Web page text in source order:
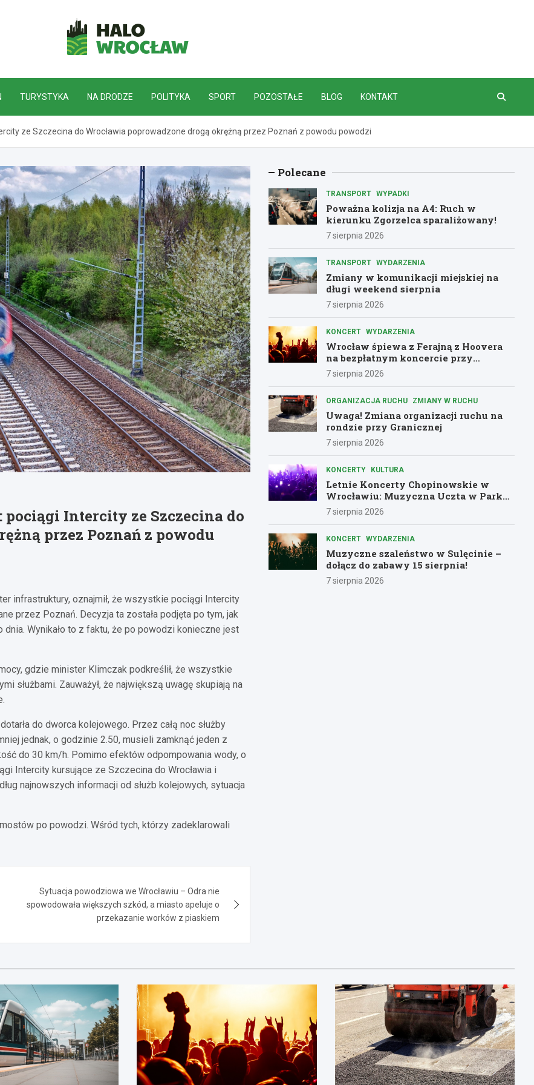
HaloWrocław.pl
TURYSTYKA NA DRODZE POLITYKA SPORT POZOSTAŁE BLOG KONTAKT
ze Szczecina do Wrocławia poprowadzone drogą okrężną przez Poznań z powodu powodzi
Intercity ze Szczecina do
przez Poznań z powodu
infrastruktury, oznajmił, że wszystkie pociągi Intercity
przez Poznań. Decyzja ta została podjęta po tym, jak
Wynikało to z faktu, że po powodzi konieczne jest
gdzie minister Klimczak podkreślił, że wszystkie
służbami. Zauważył, że największą uwagę skupiają na
do dworca kolejowego. Przez całą noc służby
jednak, o godzinie 2.50, musieli zamknąć jeden z
do 30 km/h. Pomimo efektów odpompowania wody, o
Intercity kursujące ze Szczecina do Wrocławia i
najnowszych informacji od służb kolejowych, sytuacja
po powodzi. Wśród tych, którzy zadeklarowali
Sytuacja powodziowa we Wrocławiu – Odra nie
spowodowała większych szkód, a miasto apeluje o
przekazanie worków z piaskiem
Polecane
TRANSPORT WYPADKI
Poważna kolizja na A4: Ruch w
kierunku Zgorzelca sparaliżowany!
7 sierpnia 2026
TRANSPORT WYDARZENIA
Zmiany w komunikacji miejskiej na
długi weekend sierpnia
7 sierpnia 2026
KONCERT WYDARZENIA
Wrocław śpiewa z Ferajną z Hoovera
na bezpłatnym koncercie przy
Komuny Paryskiej
7 sierpnia 2026
ORGANIZACJA RUCHU ZMIANY W RUCHU
Uwaga! Zmiana organizacji ruchu na
rondzie przy Granicznej
7 sierpnia 2026
KONCERTY KULTURA
Letnie Koncerty Chopinowskie w
Wrocławiu: Muzyczna Uczta w Parku
Południowym!
7 sierpnia 2026
KONCERT WYDARZENIA
Muzyczne szaleństwo w Sulęcinie –
dołącz do zabawy 15 sierpnia!
7 sierpnia 2026